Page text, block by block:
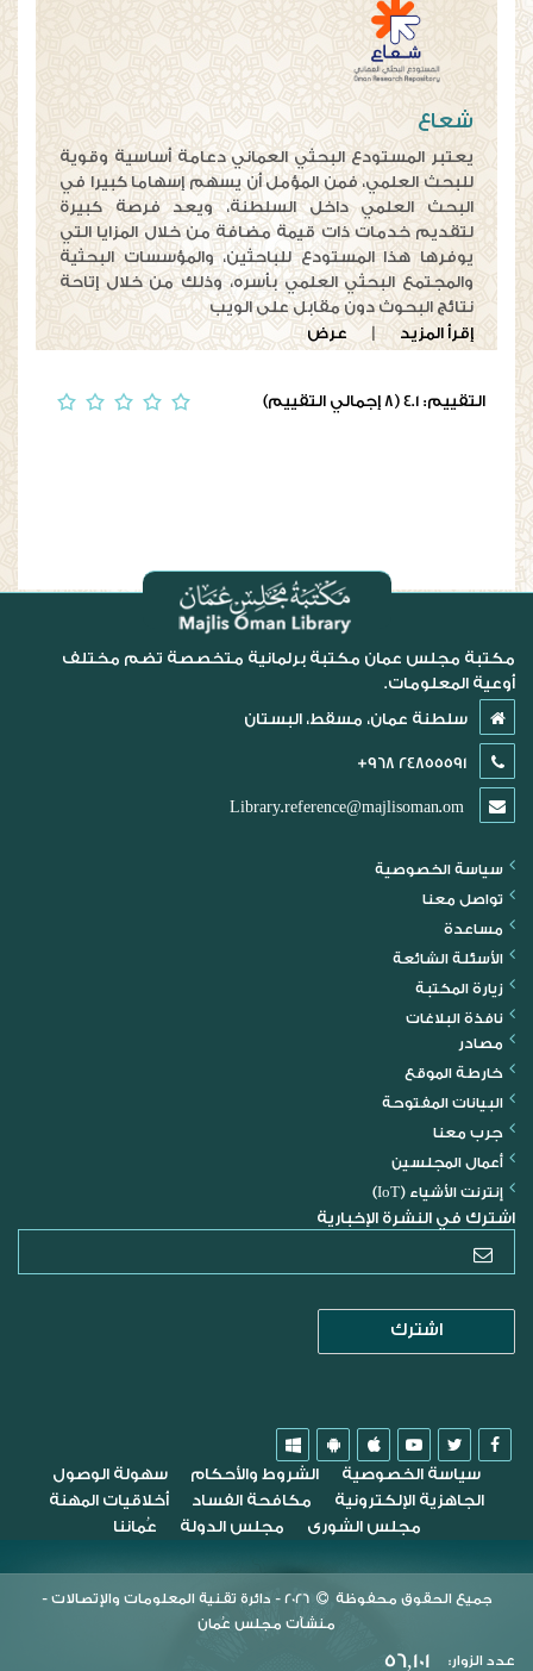
شعاع
يعتبر المستودع البحثي العماني دعامة أساسية وقوية
للبحث العلمي، فمن المؤمل أن يسهم إسهاما كبيرا في
البحث العلمي داخل السلطنة، ويعد فرصة كبيرة
لتقديم خدمات ذات قيمة مضافة من خلال المزايا التي
يوفرها هذا المستودع للباحثين، والمؤسسات البحثية
والمجتمع البحثي العلمي بأسره، وذلك من خلال إتاحة
نتائج البحوث دون مقابل على الويب
إقرأ المزيد | عرض
التقييم: 4.1 (8 إجمالي التقييم)
مكتبة مجلس عمان مكتبة برلمانية متخصصة تضم مختلف
أوعية المعلومات.
سلطنة عمان، مسقط، البستان
24855591 968+
سياسة الخصوصية
تواصل معنا
مساعدة
الأسئلة الشائعة
زيارة المكتبة
نافذة البلاغات
مصادر
خارطة الموقع
البيانات المفتوحة
جرب معنا
أعمال المجلسين
إنترنت الأشياء (IoT)
اشترك في النشرة الإخبارية
سياسة الخصوصية الشروط والأحكام
سهولة الوصول
الجاهزية الإلكترونية
مكافحة الفساد
أخلاقيات المهنة
مجلس الشورى
مجلس الدولة عُماننا
جميع الحقوق محفوظة 2026 - دائرة تقنية المعلومات والإتصالات -
منشآت مجلس عُمان
عدد الزوار: 56,101